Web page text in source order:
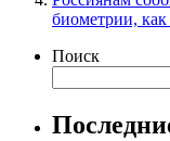
биометрии,
Поиск